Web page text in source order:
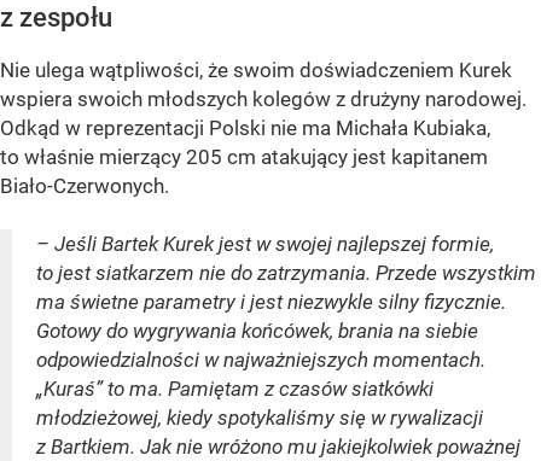
z zespołu
Nie ulega wątpliwości, że swoim doświadczeniem Kurek
wspiera swoich młodszych kolegów z drużyny narodowej.
Odkąd w reprezentacji Polski nie ma Michała Kubiaka,
to właśnie mierzący 205 cm atakujący jest kapitanem
Biało-Czerwonych.
– Jeśli Bartek Kurek jest w swojej najlepszej formie,
to jest siatkarzem nie do zatrzymania. Przede wszystkim
ma świetne parametry i jest niezwykle silny fizycznie.
Gotowy do wygrywania końcówek, brania na siebie
odpowiedzialności w najważniejszych momentach.
„Kuraś” to ma. Pamiętam z czasów siatkówki
młodzieżowej, kiedy spotykaliśmy się w rywalizacji
z Bartkiem. Jak nie wróżono mu jakiejkolwiek poważnej